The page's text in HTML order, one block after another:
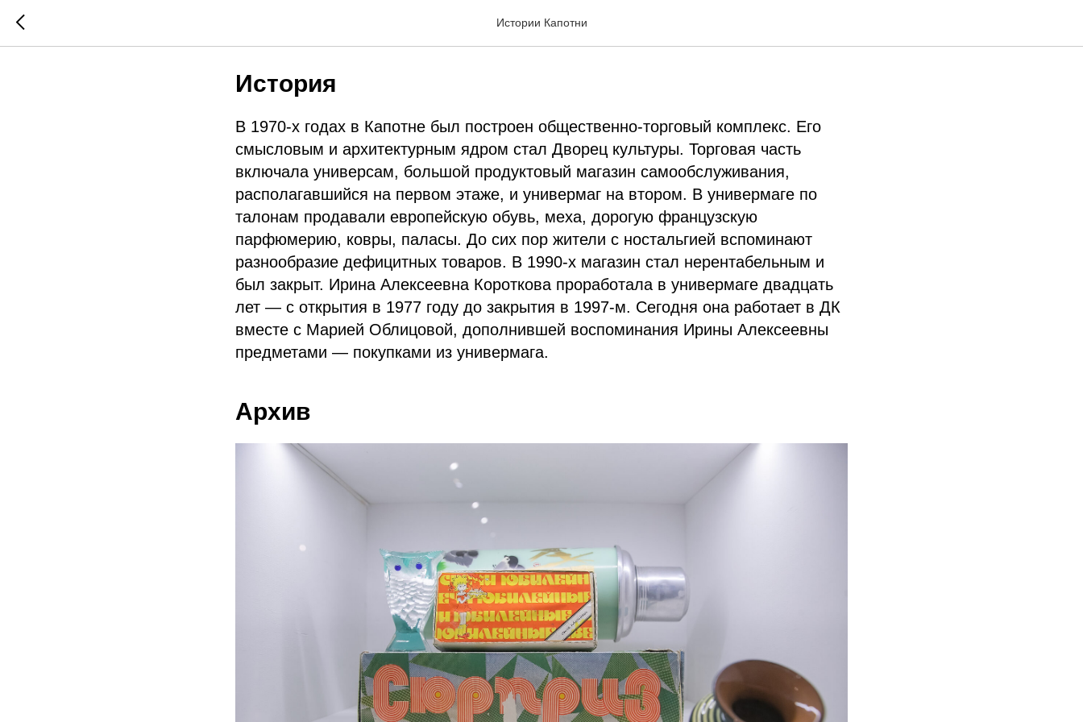
Истории Капотни
Ирина Короткова и Мария Облицова
История
В 1970-х годах в Капотне был построен общественно-торговый комплекс. Его
смысловым и архитектурным ядром стал Дворец культуры. Торговая часть
включала универсам, большой продуктовый магазин самообслуживания,
располагавшийся на первом этаже, и универмаг на втором. В универмаге по
талонам продавали европейскую обувь, меха, дорогую французскую
парфюмерию, ковры, паласы. До сих пор жители с ностальгией вспоминают
разнообразие дефицитных товаров. В 1990-х магазин стал нерентабельным и
был закрыт. Ирина Алексеевна Короткова проработала в универмаге двадцать
лет — с открытия в 1977 году до закрытия в 1997-м. Сегодня она работает в ДК
вместе с Марией Облицовой, дополнившей воспоминания Ирины Алексеевны
предметами — покупками из универмага.
Архив